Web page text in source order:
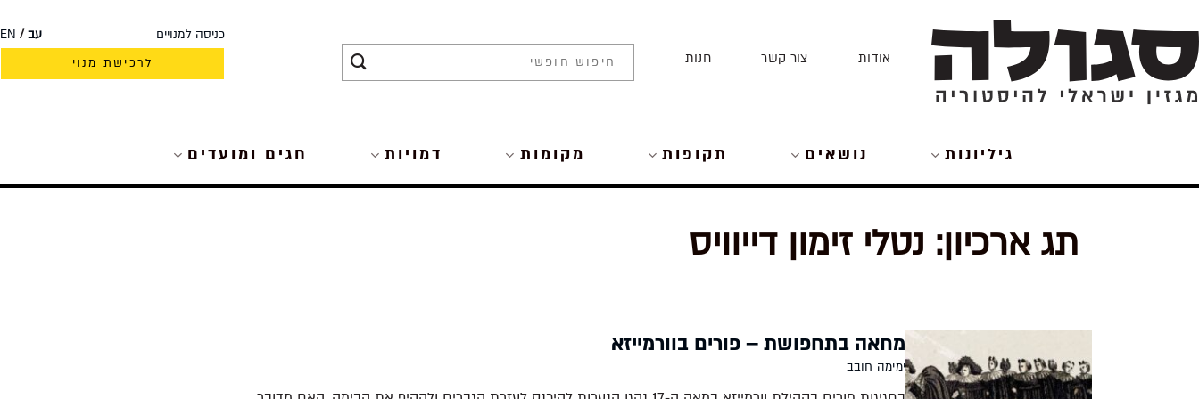
to
content
אודות צור קשר חנות
כניסה למנויים עב
EN
לרכישת מנוי
גיליונות נושאים תקופות מקומות דמויות חגים ומועדים
תג ארכיון: נטלי זימון דייוויס
מחאה בתחפושת – פורים בוורמייזא
ימימה חובב